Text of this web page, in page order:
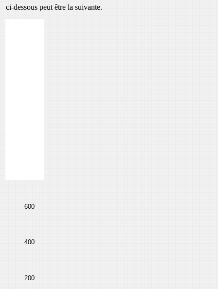
ci-dessous peut être la suivante.
600
400
200